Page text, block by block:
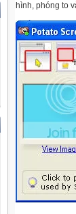
hình, phóng to